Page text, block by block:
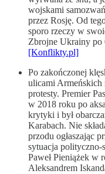
wojskami
przez Rosję. Od
sporo rzeczy w
Zbrojne Ukrainy po
[Konflikty.pl]
Po zakończonej
ulicami Armeńskich
protesty. Premier
w 2018 roku po
krytyki i był
Karabach. Nie
przodu ogłaszając
sytuacja polityczno-
Paweł Pieniążek w
Aleksandrem